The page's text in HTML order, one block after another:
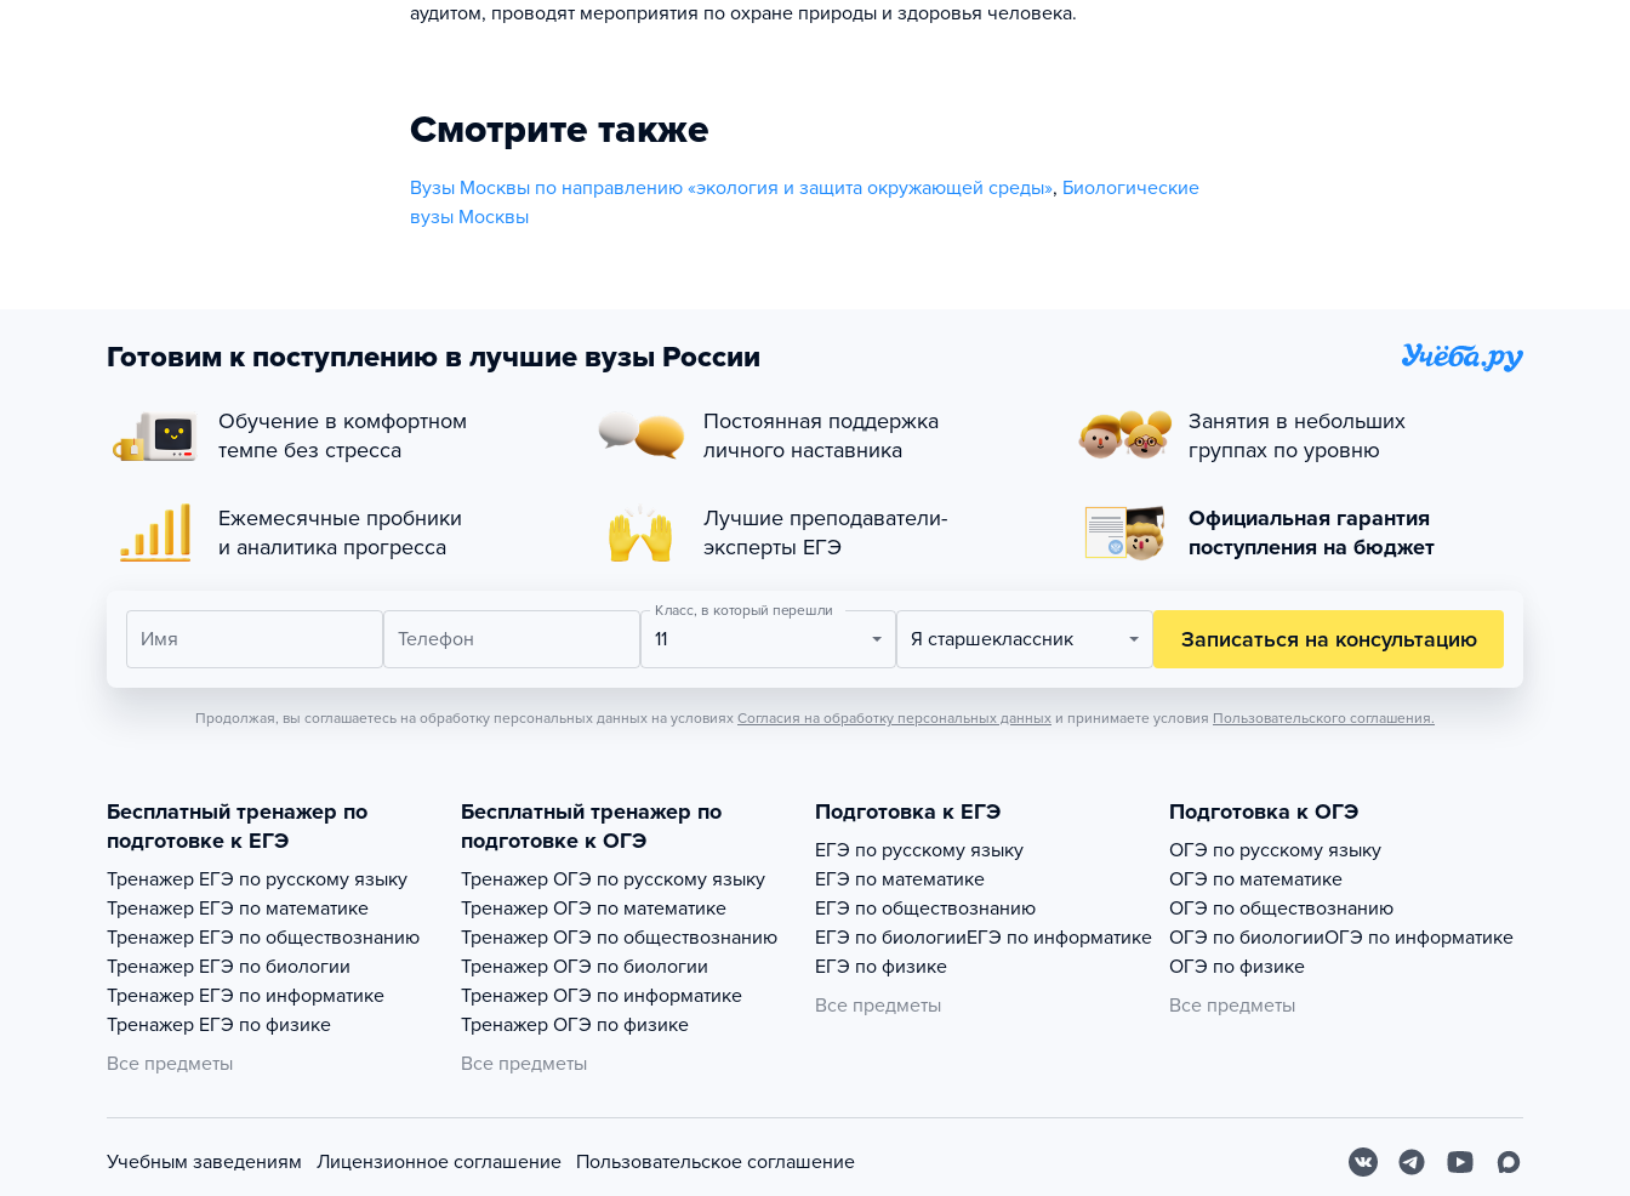
аудитом, проводят мероприятия по охране природы и здоровья человека.
Смотрите также
Вузы Москвы по направлению «экология и защита окружающей среды», Биологические
вузы Москвы
Готовим к поступлению в лучшие вузы России
Обучение в комфортном
темпе без стресса
Постоянная поддержка
личного наставника
Занятия в небольших
группах по уровню
Ежемесячные пробники
и аналитика прогресса
Лучшие преподаватели-
эксперты ЕГЭ
Официальная гарантия
поступления на бюджет
Имя Телефон
Класс, в который перешли
11 Я старшеклассник Записаться на консультацию
Продолжая, вы соглашаетесь на обработку персональных данных на условиях Согласия на обработку персональных данных и принимаете условия Пользовательского соглашения.
Бесплатный тренажер по
подготовке к ЕГЭ
Тренажер ЕГЭ по русскому языку
Тренажер ЕГЭ по математике
Тренажер ЕГЭ по обществознанию
Тренажер ЕГЭ по биологии
Тренажер ЕГЭ по информатике
Тренажер ЕГЭ по физике
Все предметы
Бесплатный тренажер по
подготовке к ОГЭ
Тренажер ОГЭ по русскому языку
Тренажер ОГЭ по математике
Тренажер ОГЭ по обществознанию
Тренажер ОГЭ по биологии
Тренажер ОГЭ по информатике
Тренажер ОГЭ по физике
Все предметы
Подготовка к ЕГЭ
ЕГЭ по русскому языку
ЕГЭ по математике
ЕГЭ по обществознанию
ЕГЭ по биологииЕГЭ по информатике
ЕГЭ по физике
Все предметы
Подготовка к ОГЭ
ОГЭ по русскому языку
ОГЭ по математике
ОГЭ по обществознанию
ОГЭ по биологииОГЭ по информатике
ОГЭ по физике
Все предметы
Учебным заведениям Лицензионное соглашение Пользовательское соглашение